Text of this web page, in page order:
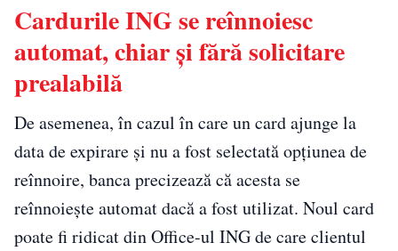
Cardurile ING se reînnoiesc
automat, chiar și fără solicitare
prealabilă
De asemenea, în cazul în care un card ajunge la
data de expirare și nu a fost selectată opțiunea de
reînnoire, banca precizează că acesta se
reînnoiește automat dacă a fost utilizat. Noul card
poate fi ridicat din Office-ul ING de care clientul